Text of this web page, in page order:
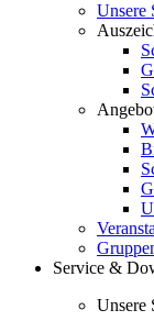
Unsere
Service &
Unsere